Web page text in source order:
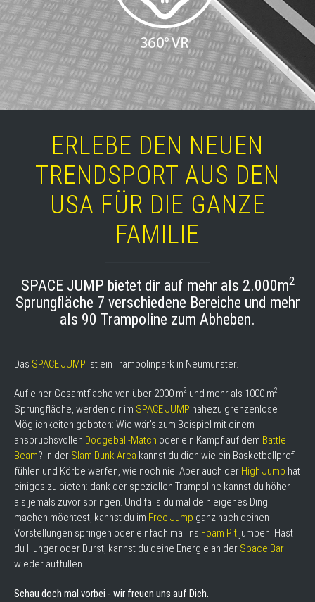
ERLEBE DEN NEUEN
TRENDSPORT AUS DEN
USA FÜR DIE GANZE
FAMILIE
SPACE JUMP bietet dir auf mehr als 2.000m2
Sprungfläche 7 verschiedene Bereiche und mehr
als 90 Trampoline zum Abheben.
Das SPACE JUMP ist ein Trampolinpark in Neumünster.
Auf einer Gesamtfläche von über 2000 m2 und mehr als 1000 m2
Sprungfläche, werden dir im SPACE JUMP nahezu grenzenlose
Möglichkeiten geboten: Wie wär's zum Beispiel mit einem
anspruchsvollen Dodgeball-Match oder ein Kampf auf dem Battle
Beam? In der Slam Dunk Area kannst du dich wie ein Basketballprofi
fühlen und Körbe werfen, wie noch nie. Aber auch der High Jump hat
einiges zu bieten: dank der speziellen Trampoline kannst du höher
als jemals zuvor springen. Und falls du mal dein eigenes Ding
machen möchtest, kannst du im Free Jump ganz nach deinen
Vorstellungen springen oder einfach mal ins Foam Pit jumpen. Hast
du Hunger oder Durst, kannst du deine Energie an der Space Bar
wieder auffüllen.
Schau doch mal vorbei - wir freuen uns auf Dich.